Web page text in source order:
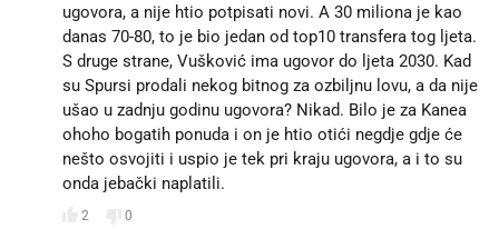
ugovora, a nije htio potpisati novi. A 30 miliona je kao
danas 70-80, to je bio jedan od top10 transfera tog ljeta.
S druge strane, Vušković ima ugovor do ljeta 2030. Kad
su Spursi prodali nekog bitnog za ozbiljnu lovu, a da nije
ušao u zadnju godinu ugovora? Nikad. Bilo je za Kanea
ohoho bogatih ponuda i on je htio otići negdje gdje će
nešto osvojiti i uspio je tek pri kraju ugovora, a i to su
onda jebački naplatili.
2 0